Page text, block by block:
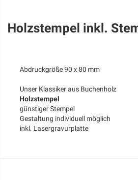
Holzstempel inkl.
Abdruckgröße 90 x 80 mm
Unser Klassiker aus Buchenholz
Holzstempel
günstiger Stempel
Gestaltung individuell möglich
inkl. Lasergravurplatte